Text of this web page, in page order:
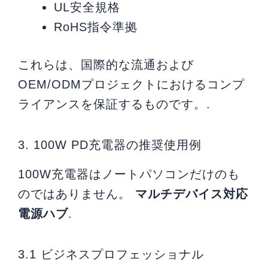
UL安全規格
RoHS指令準拠
これらは、国際的な流通および
OEM/ODMプロジェクトにおけるコンプ
ライアンスを保証するものです。.
3. 100W PD充電器の推奨使用例
100W充電器はノートパソコンだけのも
のではありません。 マルチデバイス対応
電源ハブ.
3.1 ビジネスプロフェッショナル